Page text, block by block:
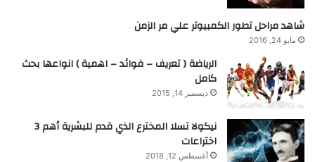
شاهد مراحل تطور الكمبيوتر علي مر الزمن
مايو 24, 2016
الرياضة ( تعريف – فوائد – اهمية ) انواعها بحث
كامل
ديسمبر 14, 2015
نيكولا تسلا المخترع الذي قدم للبشرية أهم 3
اختراعات
أغسطس 12, 2018